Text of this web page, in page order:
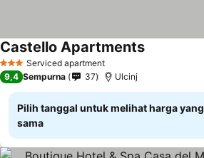
3 BintangServiced apartment
Castello ApartmentsLihat harga
9,4 Sempurna 37 Ulcinj
Pilih tanggal untuk melihat harga yang
sama